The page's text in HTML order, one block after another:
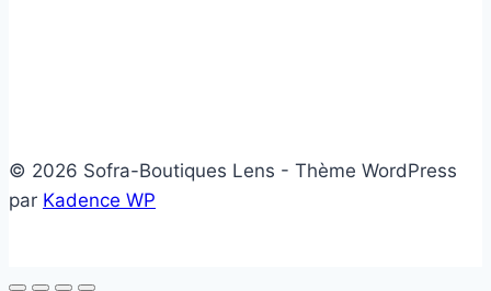
© 2026 Sofra-Boutiques Lens - Thème WordPress
par Kadence WP